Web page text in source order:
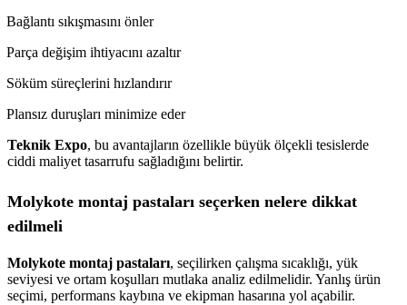
Bağlantı sıkışmasını önler
Parça değişim ihtiyacını azaltır
Söküm süreçlerini hızlandırır
Plansız duruşları minimize eder
Teknik Expo, bu avantajların özellikle büyük ölçekli tesislerde
ciddi maliyet tasarrufu sağladığını belirtir.
Molykote montaj pastaları seçerken nelere dikkat
edilmeli
Molykote montaj pastaları, seçilirken çalışma sıcaklığı, yük
seviyesi ve ortam koşulları mutlaka analiz edilmelidir. Yanlış ürün
seçimi, performans kaybına ve ekipman hasarına yol açabilir.